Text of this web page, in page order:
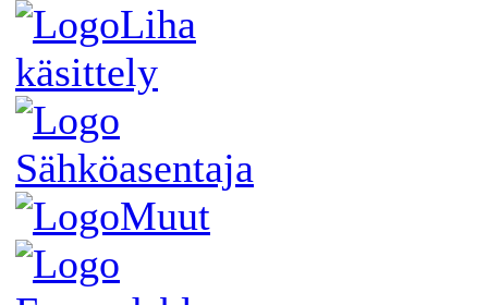
Liha
käsittely
Sähköasentaja
Muut